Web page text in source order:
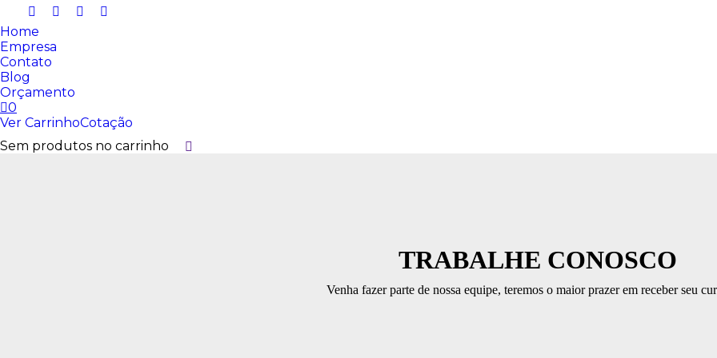
Home
Empresa
Contato
Blog
Orçamento
0
Ver CarrinhoCotação
Sem produtos no carrinho
Buscar
TRABALHE CONOSCO
Venha fazer parte de nossa equipe, teremos o maior prazer em receber seu